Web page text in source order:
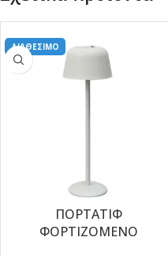
ΔΙΑΘΕΣΙΜΟ
ΠΟΡΤΑΤΙΦ
ΦΟΡΤΙΖΟΜΕΝΟ